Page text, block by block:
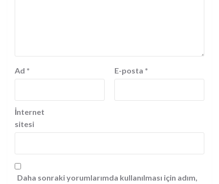
Ad * E-posta *
İnternet
sitesi
Daha sonraki yorumlarımda kullanılması için adım,